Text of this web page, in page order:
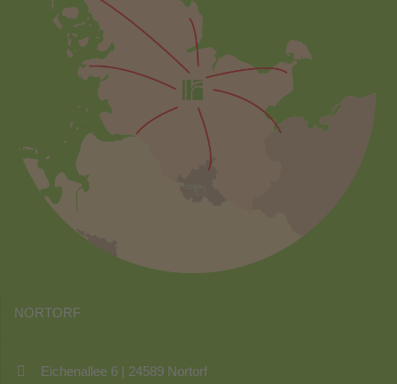
NORTORF
Eichenallee 6 | 24589 Nortorf